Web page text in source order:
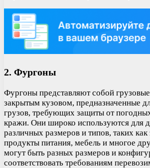
2. Фургоны
Фургоны представляют собой
закрытым кузовом, предназначенные
грузов, требующих защиты от
кражи. Они широко используются для
различных размеров и типов, таких как
продукты питания, мебель и многое
могут быть разных размеров и
соответствовать требованиям